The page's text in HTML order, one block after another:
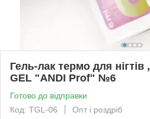
Гель-лак термо для нігтів
GEL "ANDI Prof" №6
Готово до відправки
Код: TGL-06
Опт і роздріб